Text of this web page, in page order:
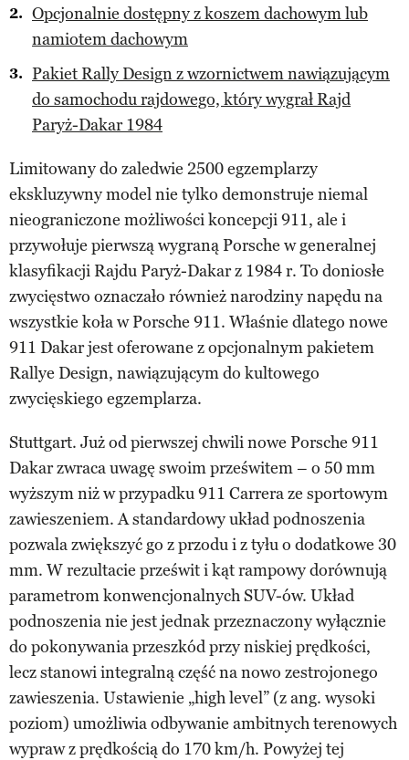
Opcjonalnie dostępny z koszem dachowym lub
namiotem dachowym
Pakiet Rally Design z wzornictwem nawiązującym
do samochodu rajdowego, który wygrał Rajd
Paryż-Dakar 1984
Limitowany do zaledwie 2500 egzemplarzy
ekskluzywny model nie tylko demonstruje niemal
nieograniczone możliwości koncepcji 911, ale i
przywołuje pierwszą wygraną Porsche w generalnej
klasyfikacji Rajdu Paryż-Dakar z 1984 r. To doniosłe
zwycięstwo oznaczało również narodziny napędu na
wszystkie koła w Porsche 911. Właśnie dlatego nowe
911 Dakar jest oferowane z opcjonalnym pakietem
Rallye Design, nawiązującym do kultowego
zwycięskiego egzemplarza.
Stuttgart. Już od pierwszej chwili nowe Porsche 911
Dakar zwraca uwagę swoim prześwitem – o 50 mm
wyższym niż w przypadku 911 Carrera ze sportowym
zawieszeniem. A standardowy układ podnoszenia
pozwala zwiększyć go z przodu i z tyłu o dodatkowe 30
mm. W rezultacie prześwit i kąt rampowy dorównują
parametrom konwencjonalnych SUV-ów. Układ
podnoszenia nie jest jednak przeznaczony wyłącznie
do pokonywania przeszkód przy niskiej prędkości,
lecz stanowi integralną część na nowo zestrojonego
zawieszenia. Ustawienie „high level” (z ang. wysoki
poziom) umożliwia odbywanie ambitnych terenowych
wypraw z prędkością do 170 km/h. Powyżej tej